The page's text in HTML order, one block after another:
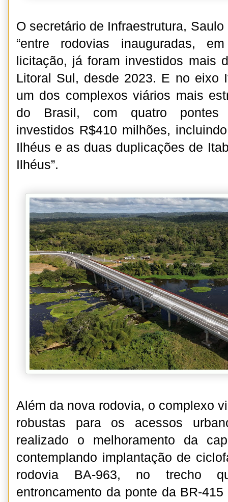
O secretário de Infraestrutura,
“entre rodovias inauguradas,
licitação, já foram investidos mais
Litoral Sul, desde 2023. E no eixo
um dos complexos viários mais
do Brasil, com quatro pontes
investidos R$410 milhões,
Ilhéus e as duas duplicações de
Ilhéus”.
Além da nova rodovia, o complexo
robustas para os acessos
realizado o melhoramento da
contemplando implantação de
rodovia BA-963, no trecho
entroncamento da ponte da BR-